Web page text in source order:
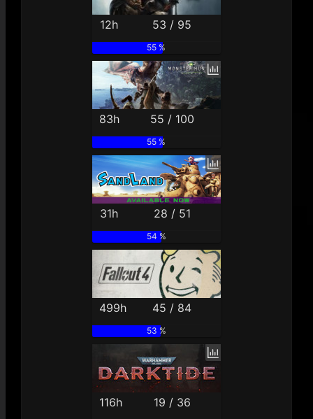
12h 53 / 95
55 %
83h 55 / 100
55 %
31h 28 / 51
54 %
499h 45 / 84
53 %
116h 19 / 36